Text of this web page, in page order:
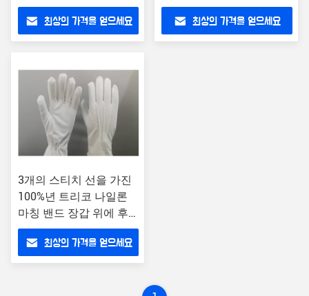
최상의 가격을 얻으세요 최상의 가격을 얻으세요
3개의 스티치 선을 가진
100%년 트리코 나일론
마칭 밴드 장갑 위에 후
에
최상의 가격을 얻으세요